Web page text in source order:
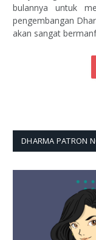
bulannya untuk
pengembangan
akan sangat
DHARMA PATRON